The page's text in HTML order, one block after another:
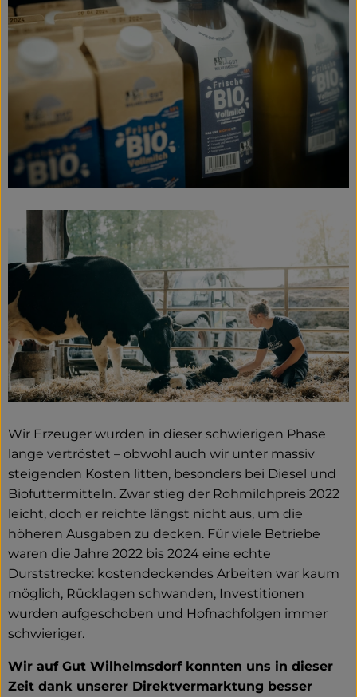
Wir Erzeuger wurden in dieser schwierigen Phase
lange vertröstet – obwohl auch wir unter massiv
steigenden Kosten litten, besonders bei Diesel und
Biofuttermitteln. Zwar stieg der Rohmilchpreis 2022
leicht, doch er reichte längst nicht aus, um die
höheren Ausgaben zu decken. Für viele Betriebe
waren die Jahre 2022 bis 2024 eine echte
Durststrecke: kostendeckendes Arbeiten war kaum
möglich, Rücklagen schwanden, Investitionen
wurden aufgeschoben und Hofnachfolgen immer
schwieriger.
Wir auf Gut Wilhelmsdorf konnten uns in dieser
Zeit dank unserer Direktvermarktung besser